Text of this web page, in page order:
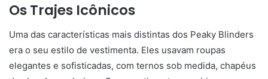
Os Trajes Icônicos
Uma das características mais distintas dos Peaky Blinders
era o seu estilo de vestimenta. Eles usavam roupas
elegantes e sofisticadas, com ternos sob medida, chapéus